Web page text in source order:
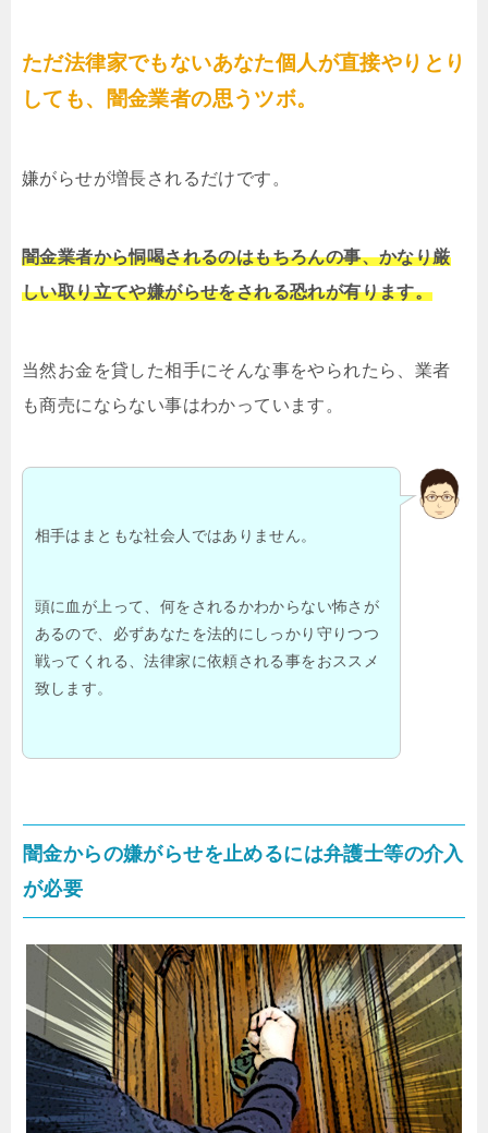
ただ法律家でもないあなた個人が直接やりとり
しても、闇金業者の思うツボ。
嫌がらせが増長されるだけです。
闇金業者から恫喝されるのはもちろんの事、かなり厳
しい取り立てや嫌がらせをされる恐れが有ります。
当然お金を貸した相手にそんな事をやられたら、業者
も商売にならない事はわかっています。
相手はまともな社会人ではありません。
頭に血が上って、何をされるかわからない怖さが
あるので、必ずあなたを法的にしっかり守りつつ
戦ってくれる、法律家に依頼される事をおススメ
致します。
闇金からの嫌がらせを止めるには弁護士等の介入
が必要